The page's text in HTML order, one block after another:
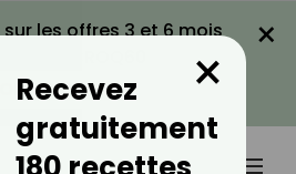
sur les offres 3 et 6 mois
LA PROMO
×
Recevez
gratuitement
×